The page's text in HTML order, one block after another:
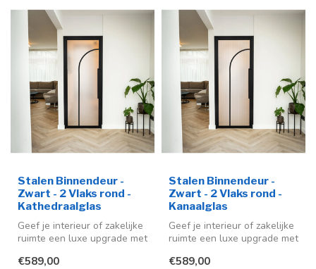
Stalen Binnendeur -
Zwart - 2 Vlaks rond -
Kathedraalglas
Geef je interieur of zakelijke
ruimte een luxe upgrade met
€589,00
Stalen Binnendeur -
Zwart - 2 Vlaks rond -
Kanaalglas
Geef je interieur of zakelijke
ruimte een luxe upgrade met
€589,00